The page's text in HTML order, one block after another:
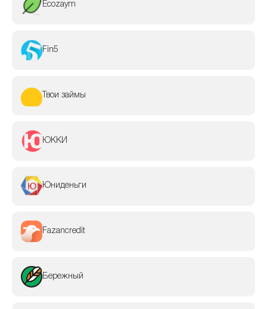
Ecozaym
Fin5
Твои займы
ЮККИ
Юниденьги
Fazancredit
Бережный